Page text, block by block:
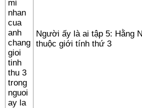
Người ấy là ai tập 5: Hằng
thuộc giới tính thứ 3